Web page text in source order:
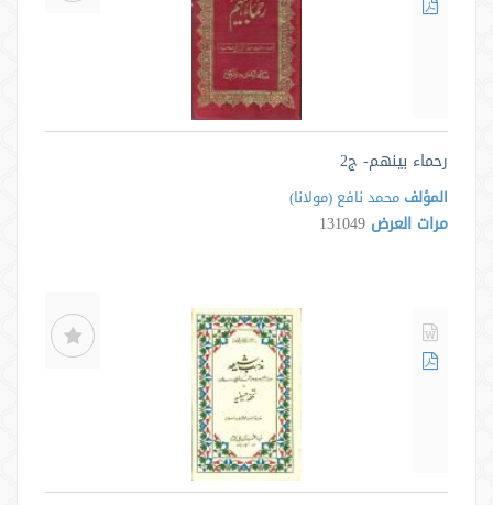
رحماء بينهم- ج2
المؤلف محمد نافع (مولانا)
مرات العرض 131049